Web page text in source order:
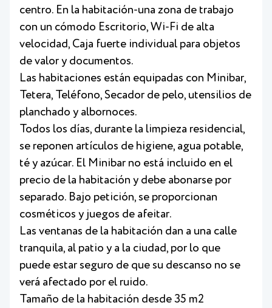
centro. En la habitación-una zona de trabajo
con un cómodo Escritorio, Wi-Fi de alta
velocidad, Caja fuerte individual para objetos
de valor y documentos.
Las habitaciones están equipadas con Minibar,
Tetera, Teléfono, Secador de pelo, utensilios de
planchado y albornoces.
Todos los días, durante la limpieza residencial,
se reponen artículos de higiene, agua potable,
té y azúcar. El Minibar no está incluido en el
precio de la habitación y debe abonarse por
separado. Bajo petición, se proporcionan
cosméticos y juegos de afeitar.
Las ventanas de la habitación dan a una calle
tranquila, al patio y a la ciudad, por lo que
puede estar seguro de que su descanso no se
verá afectado por el ruido.
Tamaño de la habitación desde 35 m2